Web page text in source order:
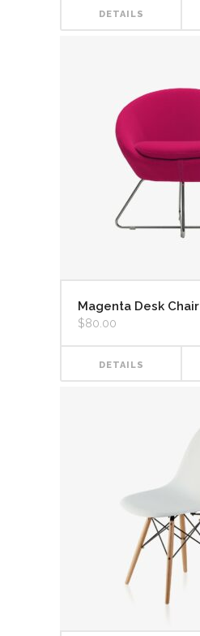
DETAILS
Magenta Desk Chair
$80.00
DETAILS